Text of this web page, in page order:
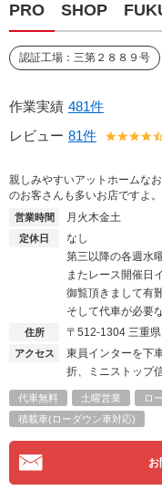
PRO SHOP
認証工場：三第２８８９号
作業実績 481件
レビュー 81件
親しみやすいアットホームな
のお客さんも多いお店ですよ。
営業時間 月火木金土
定休日
なし
第三以降の各週水
またレース開催日
御覧頂きまして有
そして代車が必要
住所 〒512-1304 三重
アクセス
東員インターを下
折、ミニストップ
代車無料 土曜営業 ロ
積載車(ローダウン車対応)
お